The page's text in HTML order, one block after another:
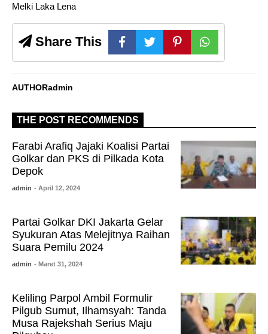
Melki Laka Lena
Share This
AUTHORadmin
THE POST RECOMMENDS
Farabi Arafiq Jajaki Koalisi Partai
Golkar dan PKS di Pilkada Kota
Depok
admin - April 12, 2024
Partai Golkar DKI Jakarta Gelar
Syukuran Atas Melejitnya Raihan
Suara Pemilu 2024
admin - Maret 31, 2024
Keliling Parpol Ambil Formulir
Pilgub Sumut, Ilhamsyah: Tanda
Musa Rajekshah Serius Maju